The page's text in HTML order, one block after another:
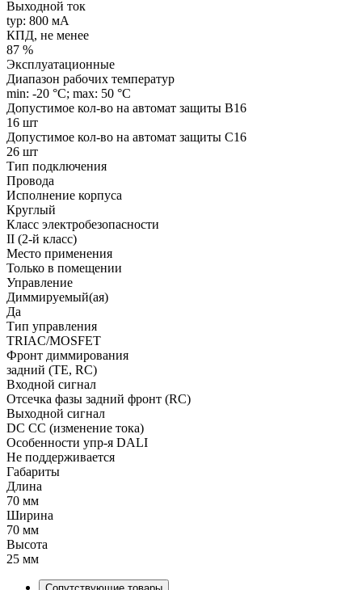
Выходной ток
typ: 800 мA
КПД, не менее
87 %
Эксплуатационные
Диапазон рабочих температур
min: -20 °C; max: 50 °C
Допустимое кол-во на автомат защиты B16
16 шт
Допустимое кол-во на автомат защиты C16
26 шт
Тип подключения
Провода
Исполнение корпуса
Круглый
Класс электробезопасности
II (2-й класс)
Место применения
Только в помещении
Управление
Диммируемый(ая)
Да
Тип управления
TRIAC/MOSFET
Фронт диммирования
задний (TE, RC)
Входной сигнал
Отсечка фазы задний фронт (RC)
Выходной сигнал
DC CC (изменение тока)
Особенности упр-я DALI
Не поддерживается
Габариты
Длина
70 мм
Ширина
70 мм
Высота
25 мм